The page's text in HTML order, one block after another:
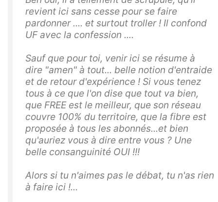
revient ici sans cesse pour se faire
pardonner .... et surtout troller ! Il confond
UF avec la confession ....
Sauf que pour toi, venir ici se résume à
dire "amen" à tout... belle notion d'entraide
et de retour d'expérience ! Si vous tenez
tous à ce que l'on dise que tout va bien,
que FREE est le meilleur, que son réseau
couvre 100% du territoire, que la fibre est
proposée à tous les abonnés...et bien
qu'auriez vous à dire entre vous ? Une
belle consanguinité OUI !!!
Alors si tu n'aimes pas le débat, tu n'as rien
à faire ici !...